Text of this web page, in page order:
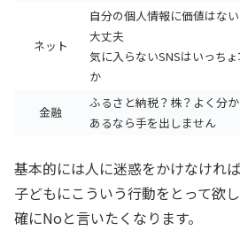
ネット
自分の個人情報に価値はな
大丈夫
気に入らないSNSはいっち
か
金融
ふるさと納税？株？よく分
あるなら手を出しません
基本的には人に迷惑をかけなけれ
子どもにこういう行動をとって欲
確にNoと言いたくなります。